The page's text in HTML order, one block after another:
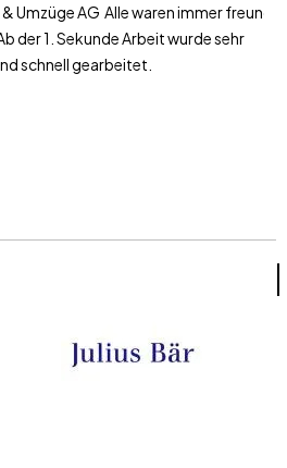
AG Alle waren immer freundlich
Sekunde Arbeit wurde sehr
gearbeitet.